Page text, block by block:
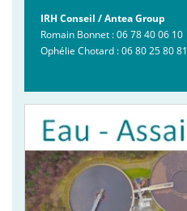
IRH Conseil / Antea Group
Romain Bonnet : 06 78 40 06 10
Ophélie Chotard : 06 80 25 80 81